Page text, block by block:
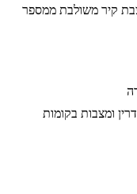
קיר משולבת ממספר
ומצבות בקומות